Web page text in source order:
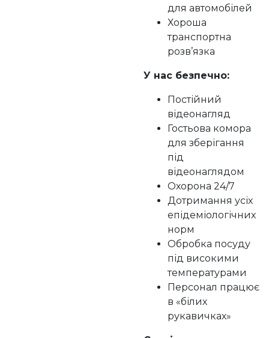
для автомобілей
Хороша
транспортна
розв’язка
У нас безпечно:
Постійний
відеонагляд
Гостьова комора
для зберігання
під
відеонаглядом
Охорона 24/7
Дотримання усіх
епідеміологічних
норм
Обробка посуду
під високими
температурами
Персонал працює
в «білих
рукавичках»